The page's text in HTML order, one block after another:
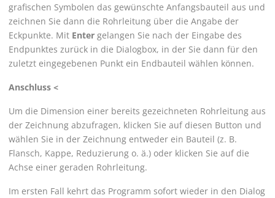
grafischen Symbolen das gewünschte Anfangsbauteil aus und
zeichnen Sie dann die Rohrleitung über die Angabe der
Eckpunkte. Mit Enter gelangen Sie nach der Eingabe des
Endpunktes zurück in die Dialogbox, in der Sie dann für den
zuletzt eingegebenen Punkt ein Endbauteil wählen können.
Anschluss <
Um die Dimension einer bereits gezeichneten Rohrleitung aus
der Zeichnung abzufragen, klicken Sie auf diesen Button und
wählen Sie in der Zeichnung entweder ein Bauteil (z. B.
Flansch, Kappe, Reduzierung o. ä.) oder klicken Sie auf die
Achse einer geraden Rohrleitung.
Im ersten Fall kehrt das Programm sofort wieder in den Dialog